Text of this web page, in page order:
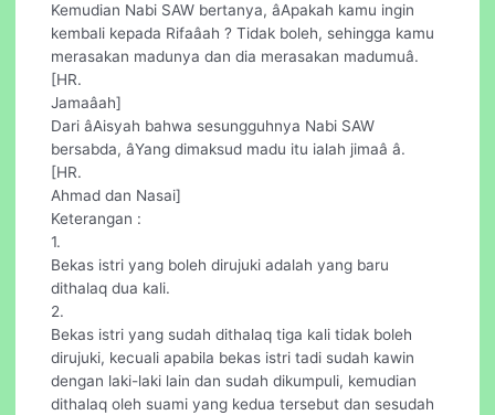
Kemudian Nabi SAW bertanya, âApakah kamu ingin
kembali kepada Rifaâah ? Tidak boleh, sehingga kamu
merasakan madunya dan dia merasakan madumuâ.
[HR.
Jamaâah]
Dari âAisyah bahwa sesungguhnya Nabi SAW
bersabda, âYang dimaksud madu itu ialah jimaâ â.
[HR.
Ahmad dan Nasai]
Keterangan :
1.
Bekas istri yang boleh dirujuki adalah yang baru
dithalaq dua kali.
2.
Bekas istri yang sudah dithalaq tiga kali tidak boleh
dirujuki, kecuali apabila bekas istri tadi sudah kawin
dengan laki-laki lain dan sudah dikumpuli, kemudian
dithalaq oleh suami yang kedua tersebut dan sesudah